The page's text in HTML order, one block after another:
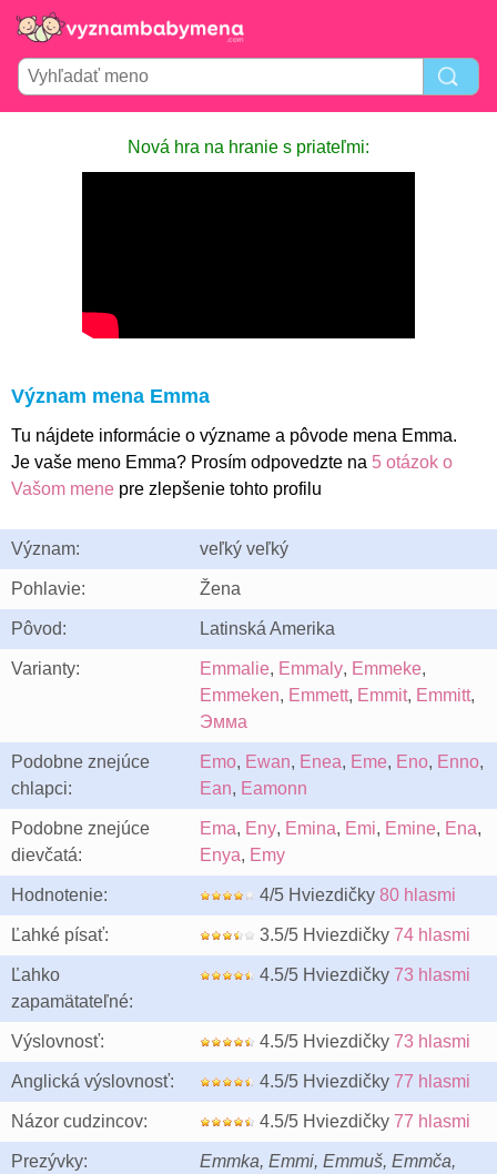
Nová hra na hranie s priateľmi:
Význam mena Emma
Tu nájdete informácie o význame a pôvode mena Emma.
Je vaše meno Emma? Prosím odpovedzte na 5 otázok o
Vašom mene pre zlepšenie tohto profilu
Význam: veľký veľký
Pohlavie: Žena
Pôvod: Latinská Amerika
Varianty: Emmalie, Emmaly, Emmeke,
Emmeken, Emmett, Emmit, Emmitt,
Эмма
Podobne znejúce
chlapci:
Emo, Ewan, Enea, Eme, Eno, Enno,
Ean, Eamonn
Podobne znejúce
dievčatá:
Ema, Eny, Emina, Emi, Emine, Ena,
Enya, Emy
Hodnotenie: 4/5 Hviezdičky 80 hlasmi
Ľahké písať: 3.5/5 Hviezdičky 74 hlasmi
Ľahko
zapamätateľné:
4.5/5 Hviezdičky 73 hlasmi
Výslovnosť: 4.5/5 Hviezdičky 73 hlasmi
Anglická výslovnosť: 4.5/5 Hviezdičky 77 hlasmi
Názor cudzincov: 4.5/5 Hviezdičky 77 hlasmi
Prezývky:
Emmka, Emmi, Emmuš, Emmča,